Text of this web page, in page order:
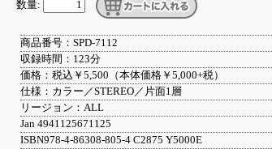
数量:
商品番号：SPD-7112
収録時間：123分
価格：税込￥5,500（本体価格￥5,000+税）
仕様：カラー／STEREO／片面1層
リージョン：ALL
Jan 4941125671125
ISBN978-4-86308-805-4 C2875 Y5000E